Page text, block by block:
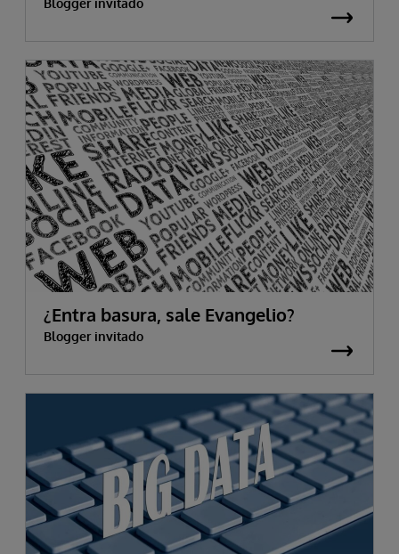
Blogger invitado
¿Entra basura, sale Evangelio?
Blogger invitado